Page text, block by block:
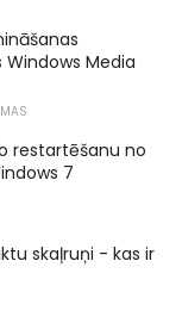
Media
restartēšanu no
7
skaļruņi - kas ir